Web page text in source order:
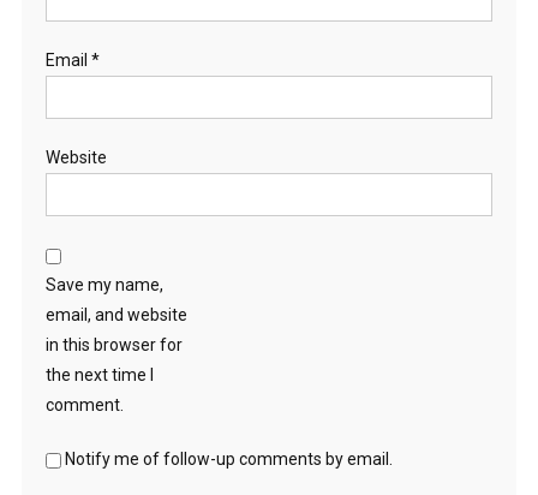
Email *
Website
Save my name,
email, and website
in this browser for
the next time I
comment.
Notify me of follow-up comments by email.